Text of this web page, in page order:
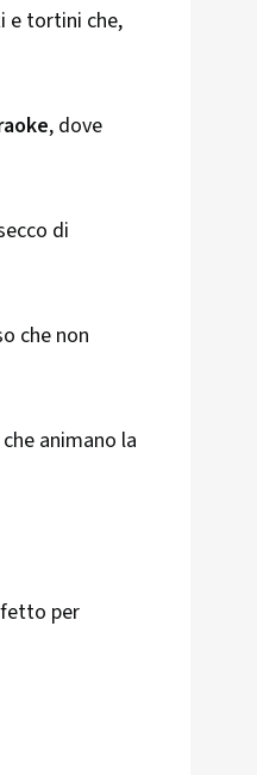
e tortini che,
, dove
di
che non
che animano la
per